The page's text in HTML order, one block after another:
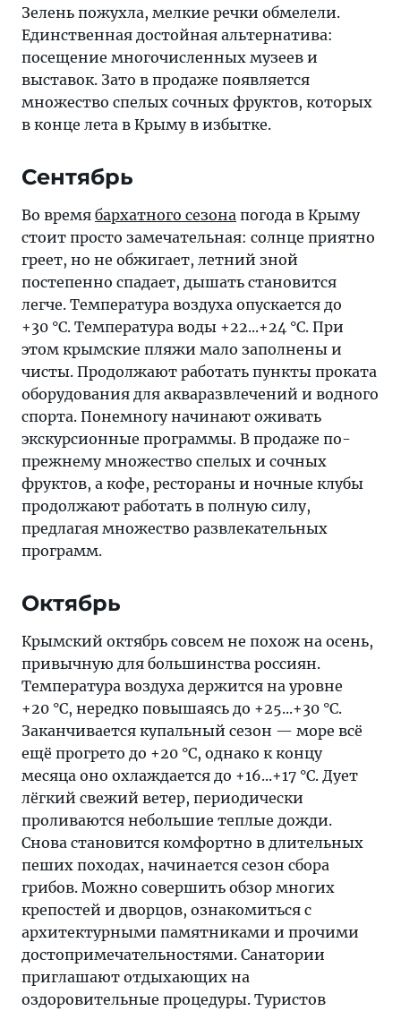
Зелень пожухла, мелкие речки обмелели.
Единственная достойная альтернатива:
посещение многочисленных музеев и
выставок. Зато в продаже появляется
множество спелых сочных фруктов, которых
в конце лета в Крыму в избытке.
Сентябрь
Во время бархатного сезона погода в Крыму
стоит просто замечательная: солнце приятно
греет, но не обжигает, летний зной
постепенно спадает, дышать становится
легче. Температура воздуха опускается до
+30 °C. Температура воды +22...+24 °C. При
этом крымские пляжи мало заполнены и
чисты. Продолжают работать пункты проката
оборудования для акваразвлечений и водного
спорта. Понемногу начинают оживать
экскурсионные программы. В продаже по-
прежнему множество спелых и сочных
фруктов, а кофе, рестораны и ночные клубы
продолжают работать в полную силу,
предлагая множество развлекательных
программ.
Октябрь
Крымский октябрь совсем не похож на осень,
привычную для большинства россиян.
Температура воздуха держится на уровне
+20 °C, нередко повышаясь до +25...+30 °C.
Заканчивается купальный сезон — море всё
ещё прогрето до +20 °C, однако к концу
месяца оно охлаждается до +16...+17 °C. Дует
лёгкий свежий ветер, периодически
проливаются небольшие теплые дожди.
Снова становится комфортно в длительных
пеших походах, начинается сезон сбора
грибов. Можно совершить обзор многих
крепостей и дворцов, ознакомиться с
архитектурными памятниками и прочими
достопримечательностями. Санатории
приглашают отдыхающих на
оздоровительные процедуры. Туристов